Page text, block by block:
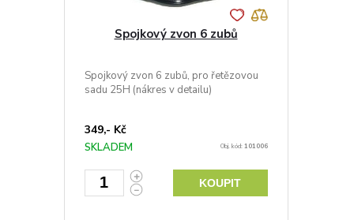
Spojkový zvon 6 zubů
Spojkový zvon 6 zubů, pro řetězovou
sadu 25H (nákres v detailu)
349,- Kč
SKLADEM Obj. kód:101006
KOUPIT